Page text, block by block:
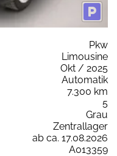
Pkw
Limousine
Okt / 2025
Automatik
7.300 km
5
Grau
Zentrallager
ab ca. 17.08.2026
A013359